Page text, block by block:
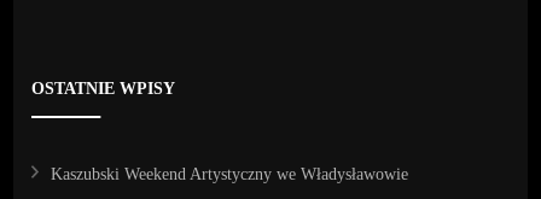
OSTATNIE WPISY
Kaszubski Weekend Artystyczny we Władysławowie